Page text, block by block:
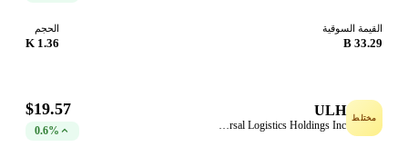
القيمة السوقية
33.29 B
الحجم
1.36 K
مختلط ULH
Universal Logistics Holdings Inc
$19.57
0.6%